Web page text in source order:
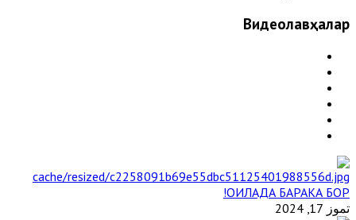
Видеолавҳалар
ОИЛАДА БАРАКА БОР!
تموز 17, 2024